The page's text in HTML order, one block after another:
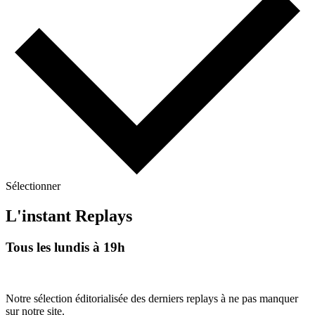
Sélectionner
L'instant Replays
Tous les lundis à 19h
Notre sélection éditorialisée des derniers replays à ne pas manquer
sur notre site.